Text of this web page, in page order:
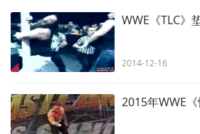
WWE《TLC》
2014-12-16
2015年WWE